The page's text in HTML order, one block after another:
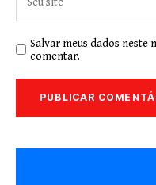
Salvar meus dados neste
comentar.